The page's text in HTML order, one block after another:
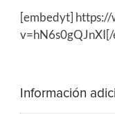
[embedyt]
Información